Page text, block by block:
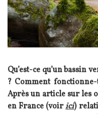
Qu’est-ce qu’un bassin
? Comment
Après un article sur les
en France (voirici)